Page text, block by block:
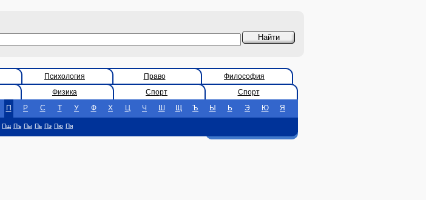
Психология Право
Философия
Физика Спорт
Спорт
П Р С Т У Ф Х Ц Ч Ш Щ Ъ Ы Ь Э Ю Я
Пщ Пъ Пы Пь Пэ Пю Пя